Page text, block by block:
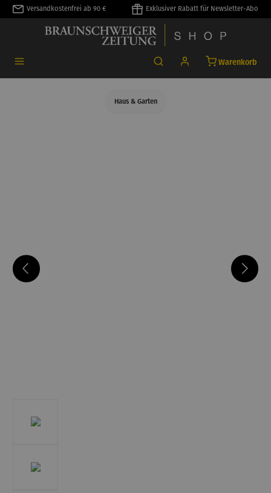
springen
Versandkostenfrei ab 90 € Exklusiver Rabatt für Newsletter-Abo
Warenkorb
Haus & Garten